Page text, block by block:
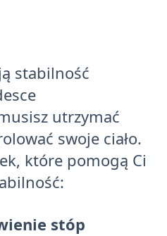
stabilność
utrzymać
swoje ciało.
które pomogą Ci
stóp